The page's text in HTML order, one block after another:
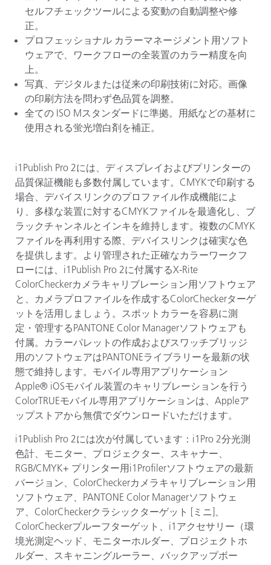
セルフチェックツールによる変動の自動調整や修
正。
プロフェッショナル カラーマネージメント用ソフト
ウェアで、ワークフローの全装置のカラー精度を向
上。
写真、デジタルまたは従来の印刷技術に対応。画像
の印刷方法を問わず色品質を調整。
全ての ISO Mスタンダードに準拠。用紙などの基材に
使用される蛍光増白剤を補正。
i1Publish Pro 2には、ディスプレイおよびプリンターの
品質保証機能も多数付属しています。 CMYKで印刷する
場合、デバイスリンクのプロファイル作成機能によ
り、多様な装置に対するCMYKファイルを最適化し、ブ
ラックチャンネルとインキを維持します。複数のCMYK
ファイルを再利用する際、デバイスリンクは確実な色
を提供します。より管理された正確なカラーワークフ
ローには、 i1Publish Pro 2に付属するX-Rite
ColorCheckerカメラキャリブレーション用ソフトウェア
と、カメラプロファイルを作成するColorCheckerターゲ
ットを活用しましょう。スポットカラーを容易に測
定・管理するPANTONE Color Managerソフトウェアも
付属。カラーパレットの作成およびスワッチブリッジ
用のソフトウェアはPANTONEライブラリーを最新の状
態で維持します。モバイル専用アプリケーション
Apple® iOSモバイル装置のキャリブレーションを行う
ColorTRUEモバイル専用アプリケーションは、 Appleア
ップストアから無償でダウンロードいただけます。
i1Publish Pro 2には次が付属しています： i1Pro 2分光測
色計、モニター、プロジェクター、スキャナー、
RGB/CMYK+ プリンター用i1Profilerソフトウェアの最新
バージョン、 ColorCheckerカメラキャリブレーション用
ソフトウェア、 PANTONE Color Managerソフトウェ
ア、 ColorCheckerクラシックターゲット [ ミニ]、
ColorCheckerプルーフターゲット、 i1 アクセサリー（環
境光測定ヘッド、モニターホルダー、プロジェクトホ
ルダー、スキャニングルーラー、バックアップボー